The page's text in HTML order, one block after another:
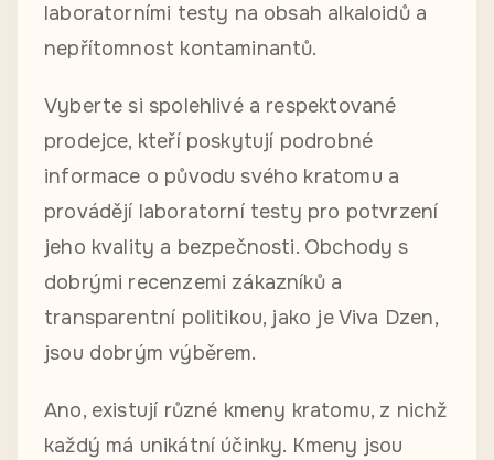
laboratorními testy na obsah alkaloidů a
nepřítomnost kontaminantů.
Vyberte si spolehlivé a respektované
prodejce, kteří poskytují podrobné
informace o původu svého kratomu a
provádějí laboratorní testy pro potvrzení
jeho kvality a bezpečnosti. Obchody s
dobrými recenzemi zákazníků a
transparentní politikou, jako je Viva Dzen,
jsou dobrým výběrem.
Ano, existují různé kmeny kratomu, z nichž
každý má unikátní účinky. Kmeny jsou